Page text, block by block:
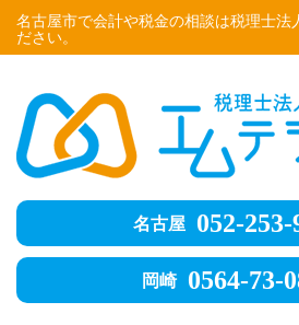
名古屋市で会計や税金の相談は税理士法
ださい。
名古屋 052-253-
岡崎 0564-73-